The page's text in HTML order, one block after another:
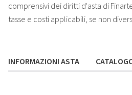
comprensivi dei diritti d'asta di
tasse e costi applicabili, se non
INFORMAZIONI ASTA